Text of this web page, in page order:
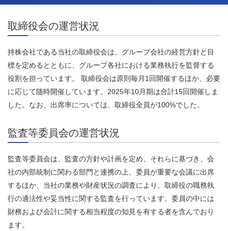
取締役会の運営状況
持株会社である当社の取締役会は、グループ会社の経営方針と目
標を定めるとともに、グループ各社における業務執行を監督する
役割を担っています。 取締役会は原則毎月1回開催するほか、必要
に応じて随時開催しています。2025年10月期は合計15回開催しま
した。なお、出席率については、取締役全員が100%でした。
監査等委員会の運営状況
監査等委員会は、監査の方針や計画を定め、それらに基づき、会
社の内部統制に関わる部門と連携の上、委員が重要な会議に出席
するほか、当社の業務や財産状況の調査により、取締役の職務執
行の適法性や妥当性に関する監査を行っています。委員の中には
財務および会計に関する相当程度の知見を有する者を含んでおり
ます。